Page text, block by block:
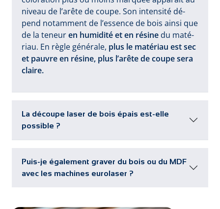
ni­veau de l’a­rê­te de cou­pe. Son in­ten­si­té dé­
pend no­tam­ment de l’es­sen­ce de bois ain­si que
de la te­neuren hu­mi­di­té et en ré­si­ne du ma­té­
riau. En rè­gle gé­né­ra­le, plus le ma­té­riau est sec
et pau­vre en ré­si­ne, plus l’a­rê­te de cou­pe se­ra
clai­re.
La découpe laser de bois épais est-elle
possible ?
Puis-je également graver du bois ou du MDF
avec les machines eurolaser ?